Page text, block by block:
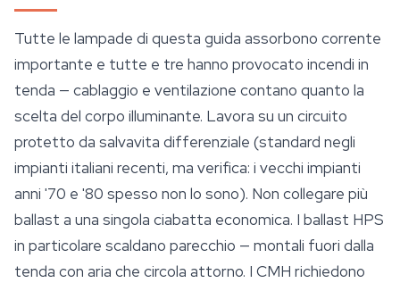
Tutte le lampade di questa guida assorbono corrente
importante e tutte e tre hanno provocato incendi in
tenda — cablaggio e ventilazione contano quanto la
scelta del corpo illuminante. Lavora su un circuito
protetto da salvavita differenziale (standard negli
impianti italiani recenti, ma verifica: i vecchi impianti
anni '70 e '80 spesso non lo sono). Non collegare più
ballast a una singola ciabatta economica. I ballast HPS
in particolare scaldano parecchio — montali fuori dalla
tenda con aria che circola attorno. I CMH richiedono